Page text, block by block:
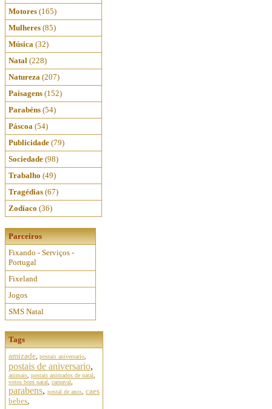
Motores (165)
Mulheres (85)
Música (32)
Natal (228)
Natureza (207)
Paisagens (152)
Parabéns (54)
Páscoa (54)
Publicidade (79)
Sociedade (98)
Trabalho (49)
Tragédias (67)
Zodíaco (36)
Parceiros
Fixando - Serviços -
Portugal
Fixeland
Jogos
SMS Natal
Tags
amizade, postais aniversario
postais de aniversario,
animais postais animados de natal
votos bom natal
carnaval
parabens, postal de anos caes
bebes,